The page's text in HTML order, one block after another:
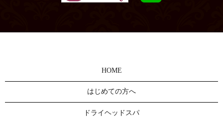
HOME
はじめての方へ
ドライヘッドスパ